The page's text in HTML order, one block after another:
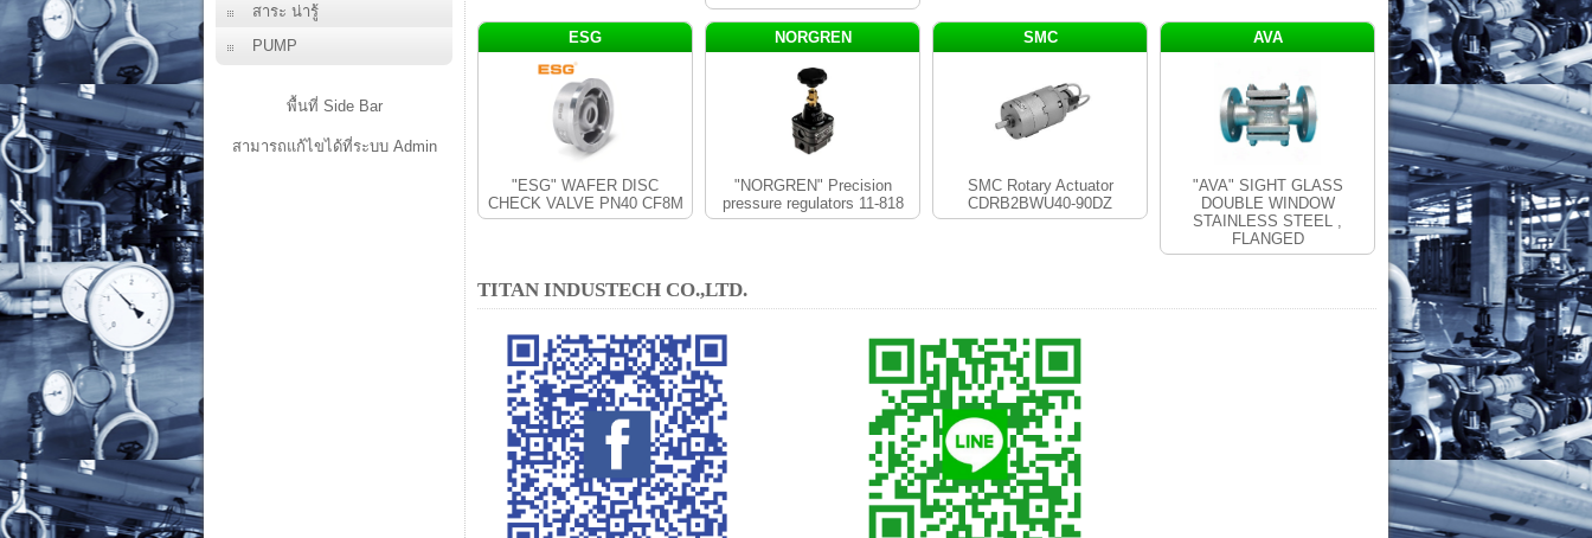
สาระ น่ารู้
PUMP
พื้นที่ Side Bar
สามารถแก้ไขได้ที่ระบบ Admin
ESG
"ESG" WAFER DISC
CHECK VALVE PN40 CF8M
NORGREN
"NORGREN" Precision
pressure regulators 11-818
SMC
SMC Rotary Actuator
CDRB2BWU40-90DZ
AVA
"AVA" SIGHT GLASS
DOUBLE WINDOW
STAINLESS STEEL ,
FLANGED
TITAN INDUSTECH CO.,LTD.